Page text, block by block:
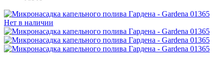
Нет в наличии